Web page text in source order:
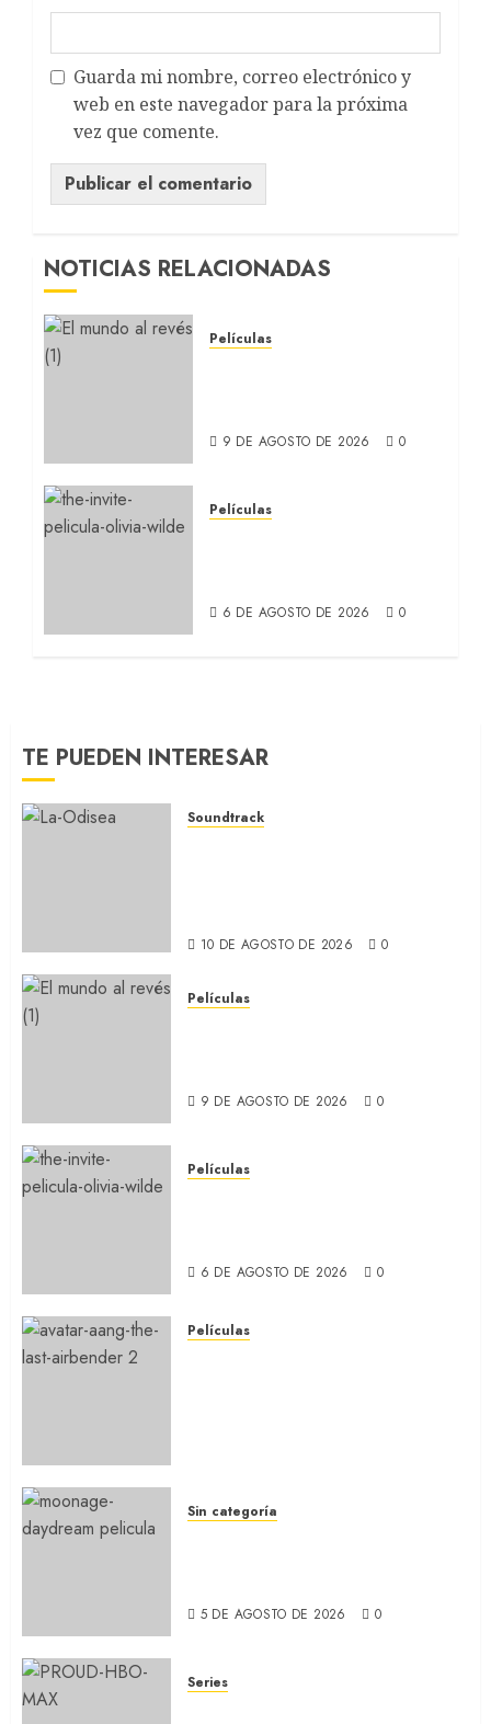
Guarda mi nombre, correo electrónico y
web en este navegador para la próxima
vez que comente.
NOTICIAS RELACIONADAS
Películas
9 DE AGOSTO DE 2026 0
Películas
6 DE AGOSTO DE 2026 0
TE PUEDEN INTERESAR
Soundtrack
10 DE AGOSTO DE 2026 0
Películas
9 DE AGOSTO DE 2026 0
Películas
6 DE AGOSTO DE 2026 0
Películas
Sin categoría
5 DE AGOSTO DE 2026 0
Series